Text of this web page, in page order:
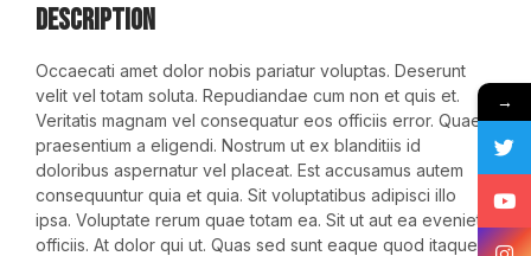
Description
Occaecati amet dolor nobis pariatur voluptas. Deserunt
velit vel totam soluta. Repudiandae cum non et quis et.
Veritatis magnam vel consequatur eos officiis error. Quae
praesentium a eligendi. Nostrum ut ex blanditiis id
doloribus aspernatur vel placeat. Est accusamus autem
consequuntur quia et quia. Sit voluptatibus adipisci illo
ipsa. Voluptate rerum quae totam ea. Sit ut aut ea eveniet
officiis. At dolor qui ut. Quas sed sunt eaque quod itaque
→